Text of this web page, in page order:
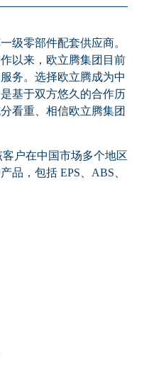
级零部件配套供应商。
以来，欧立腾集团目前
务。选择欧立腾成为中
基于双方悠久的合作历
看重、相信欧立腾集团
户在中国市场多个地区
品，包括 EPS、ABS、